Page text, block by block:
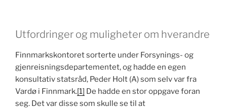
Utfordringer og muligheter om hverandre
Finnmarkskontoret sorterte under Forsynings- og
gjenreisningsdepartementet, og hadde en egen
konsultativ statsråd, Peder Holt (A) som selv var fra
Vardø i Finnmark.[1] De hadde en stor oppgave foran
seg. Det var disse som skulle se til at